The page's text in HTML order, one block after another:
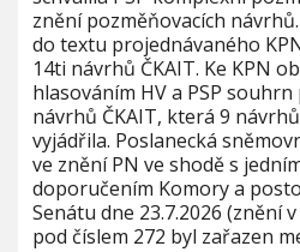
znění pozměňovacích
do textu projednávaného
14ti návrhů ČKAIT. Ke KPN
hlasováním HV a PSP
návrhů ČKAIT, která 9
vyjádřila. Poslanecká
ve znění PN ve shodě s
doporučením Komory a
Senátu dne 23.7.2026 (znění
pod číslem 272 byl zařazen